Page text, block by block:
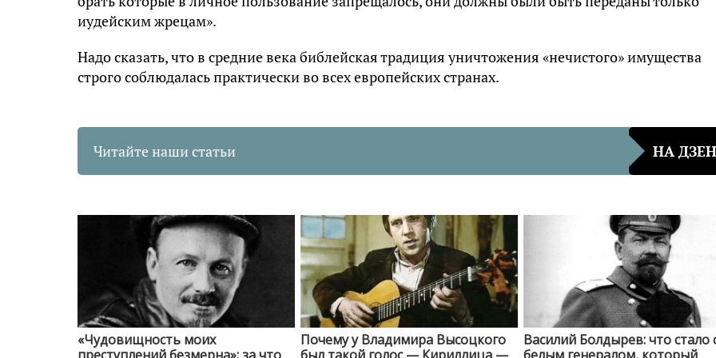
иудейским жрецам».
Надо сказать, что в средние века библейская традиция уничтожения «нечистого» имущества
строго соблюдалась практически во всех европейских странах.
Читайте наши статьи НА ДЗЕН
«Чудовищность моих
Почему у Владимира Высоцкого
Василий Болдырев: что стало